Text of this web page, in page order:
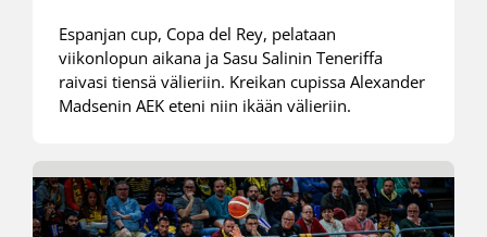
Espanjan cup, Copa del Rey, pelataan
viikonlopun aikana ja Sasu Salinin Teneriffa
raivasi tiensä välieriin. Kreikan cupissa Alexander
Madsenin AEK eteni niin ikään välieriin.